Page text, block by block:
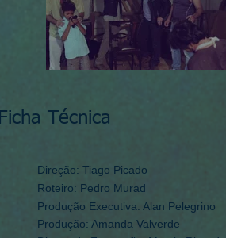
Ficha Técnica
Direção: Tiago Picado
Roteiro: Pedro Murad
Produção Executiva: Alan Pelegrino
Produção: Amanda Valverde